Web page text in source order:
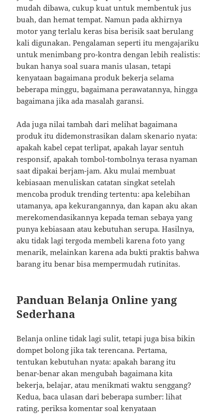
mudah dibawa, cukup kuat untuk membentuk jus
buah, dan hemat tempat. Namun pada akhirnya
motor yang terlalu keras bisa berisik saat berulang
kali digunakan. Pengalaman seperti itu mengajariku
untuk menimbang pro-kontra dengan lebih realistis:
bukan hanya soal suara manis ulasan, tetapi
kenyataan bagaimana produk bekerja selama
beberapa minggu, bagaimana perawatannya, hingga
bagaimana jika ada masalah garansi.
Ada juga nilai tambah dari melihat bagaimana
produk itu didemonstrasikan dalam skenario nyata:
apakah kabel cepat terlipat, apakah layar sentuh
responsif, apakah tombol-tombolnya terasa nyaman
saat dipakai berjam-jam. Aku mulai membuat
kebiasaan menuliskan catatan singkat setelah
mencoba produk trending tertentu: apa kelebihan
utamanya, apa kekurangannya, dan kapan aku akan
merekomendasikannya kepada teman sebaya yang
punya kebiasaan atau kebutuhan serupa. Hasilnya,
aku tidak lagi tergoda membeli karena foto yang
menarik, melainkan karena ada bukti praktis bahwa
barang itu benar bisa mempermudah rutinitas.
Panduan Belanja Online yang
Sederhana
Belanja online tidak lagi sulit, tetapi juga bisa bikin
dompet bolong jika tak terencana. Pertama,
tentukan kebutuhan nyata: apakah barang itu
benar-benar akan mengubah bagaimana kita
bekerja, belajar, atau menikmati waktu senggang?
Kedua, baca ulasan dari beberapa sumber: lihat
rating, periksa komentar soal kenyataan